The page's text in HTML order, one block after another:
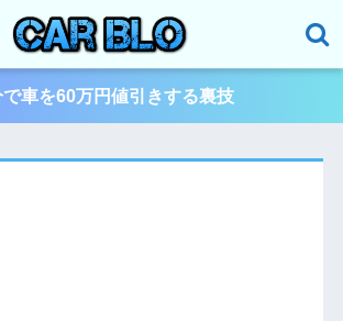
で車を60万円値引きする裏技